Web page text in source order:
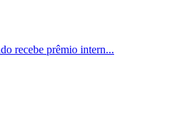
recebe prêmio intern...